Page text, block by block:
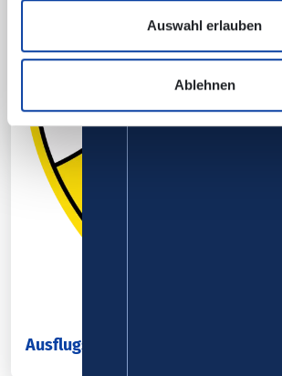
Auswahl erlauben
Ablehnen
Ausflugsziele im Landkreis Neuwied